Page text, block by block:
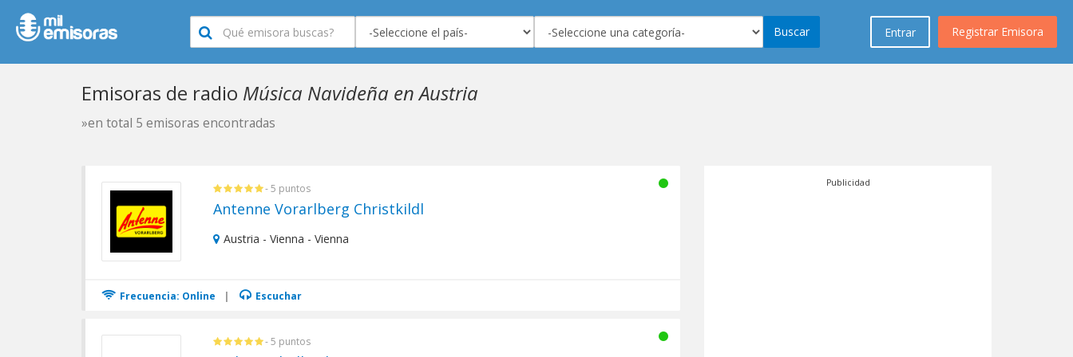
Registrar Emisora
Entrar
Buscar
Emisoras de radio Música Navideña en Austria
»en total 5 emisoras encontradas
- 5 puntos
Antenne Vorarlberg Christkildl
Austria - Vienna - Vienna
Frecuencia: Online | Escuchar
- 5 puntos
Publicidad